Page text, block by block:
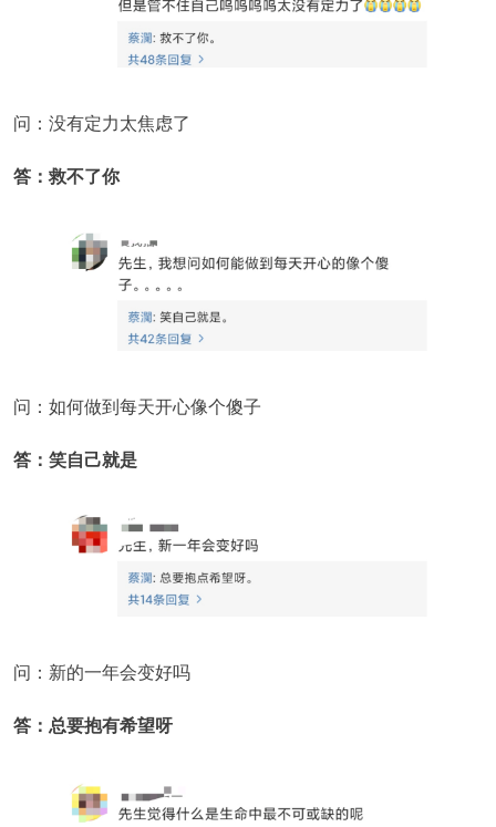
问：没有定力太焦虑了
答：救不了你
问：如何做到每天开心像个傻子
答：笑自己就是
问：新的一年会变好吗
答：总要抱有希望呀